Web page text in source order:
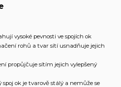
vysoké pevnosti ve spojích ok
rohů a tvar sítí usnadňuje jejich
propůjčuje sítím jejich vylepšený
spoj ok je tvarově stálý a nemůže se